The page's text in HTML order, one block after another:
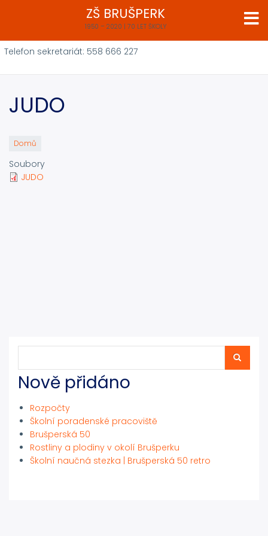
obsahu
ZŠ BRUŠPERK
1950 – 2020 | 70 LET ŠKOLY
Telefon sekretariát: 558 666 227
JUDO
Domů
Soubory
JUDO
Nově přidáno
Rozpočty
Školní poradenské pracoviště
Brušperská 50
Rostliny a plodiny v okolí Brušperku
Školní naučná stezka | Brušperská 50 retro